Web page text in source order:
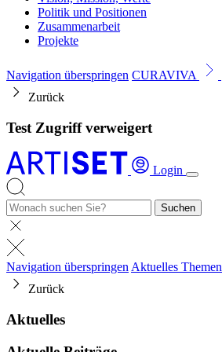
Politik und Positionen
Zusammenarbeit
Projekte
Navigation überspringen CURAVIVA
Zurück
Test Zugriff verweigert
Login
Suchen
Navigation überspringen Aktuelles Themen
Zurück
Aktuelles